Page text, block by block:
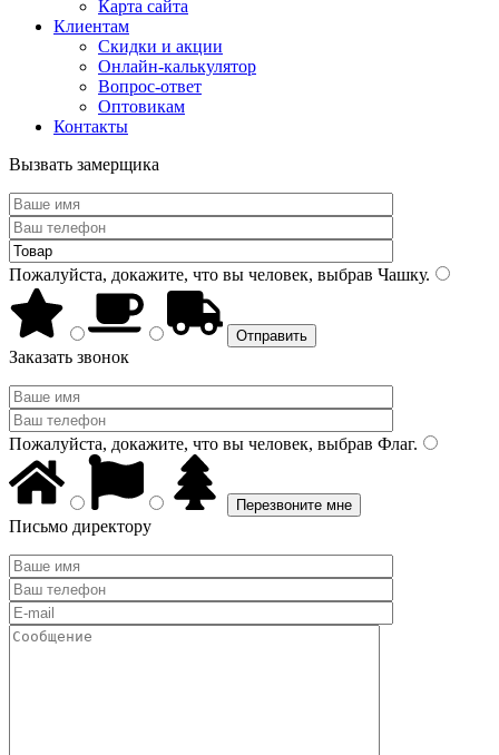
Карта сайта
Клиентам
Скидки и акции
Онлайн-калькулятор
Вопрос-ответ
Оптовикам
Контакты
Вызвать замерщика
Пожалуйста, докажите, что вы человек, выбрав Чашку.
Заказать звонок
Пожалуйста, докажите, что вы человек, выбрав Флаг.
Письмо директору